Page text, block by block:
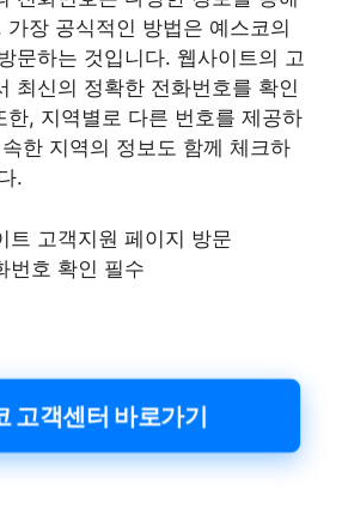
장 공식적인 방법은 예스코의
문하는 것입니다. 웹사이트의 고
최신의 정확한 전화번호를 확인
한, 지역별로 다른 번호를 제공하
한 지역의 정보도 함께 체크하
.
트 고객지원 페이지 방문
번호 확인 필수
고객센터 바로가기